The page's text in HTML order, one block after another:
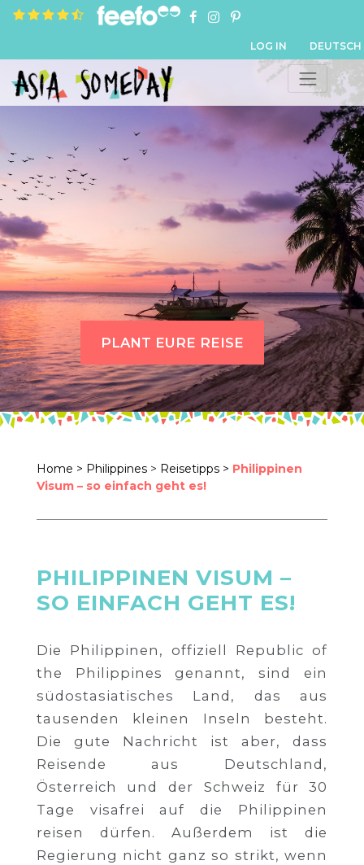
4.8 rating based on 1,234 ratings
LOG IN DEUTSCH
PLANT EURE REISE
Home > Philippines> Reisetipps > Philippinen
Visum – so einfach geht es!
PHILIPPINEN VISUM –
SO EINFACH GEHT ES!
Die Philippinen, offiziell Republic of
the Philippines genannt, sind ein
südostasiatisches Land, das aus
tausenden kleinen Inseln besteht.
Die gute Nachricht ist aber, dass
Reisende aus Deutschland,
Österreich und der Schweiz für 30
Tage visafrei auf die Philippinen
reisen dürfen. Außerdem ist die
Regierung nicht ganz so strikt, wenn